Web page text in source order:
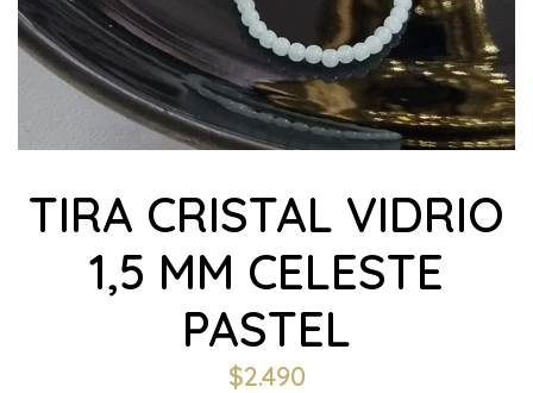
TIRA CRISTAL VIDRIO
1,5 MM CELESTE
PASTEL
$2.490